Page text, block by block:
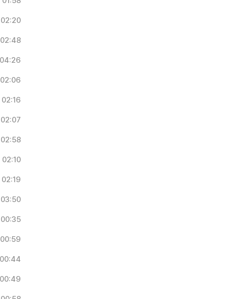
02:20
02:48
04:26
02:06
02:16
02:07
02:58
02:10
02:19
03:50
00:35
00:59
00:44
00:49